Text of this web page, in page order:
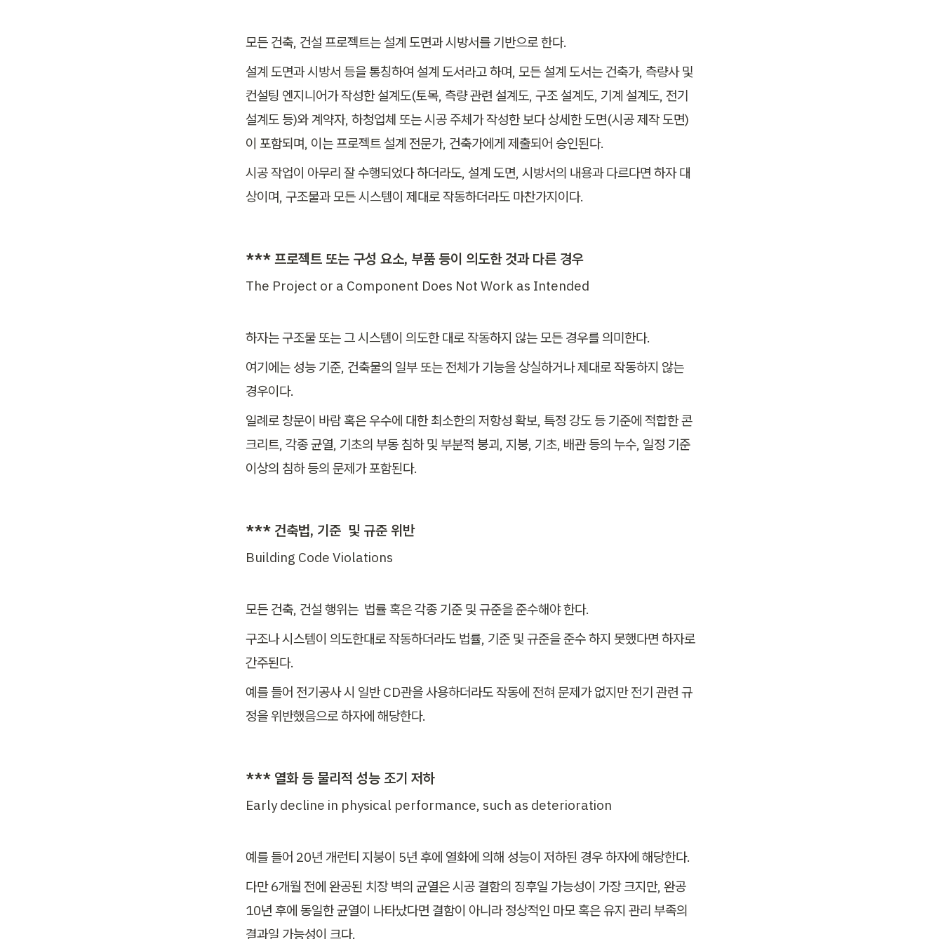
모든 건축, 건설 프로젝트는 설계 도면과 시방서를 기반으로 한다.
설계 도면과 시방서 등을 통칭하여 설계 도서라고 하며, 모든 설계 도서는 건축가, 측량사 및
컨설팅 엔지니어가 작성한 설계도(토목, 측량 관련 설계도, 구조 설계도, 기계 설계도, 전기
설계도 등)와 계약자, 하청업체 또는 시공 주체가 작성한 보다 상세한 도면(시공 제작 도면)
이 포함되며, 이는 프로젝트 설계 전문가, 건축가에게 제출되어 승인된다.
시공 작업이 아무리 잘 수행되었다 하더라도, 설계 도면, 시방서의 내용과 다르다면 하자 대
상이며, 구조물과 모든 시스템이 제대로 작동하더라도 마찬가지이다.
*** 프로젝트 또는 구성 요소, 부품 등이 의도한 것과 다른 경우
The Project or a Component Does Not Work as Intended
하자는 구조물 또는 그 시스템이 의도한 대로 작동하지 않는 모든 경우를 의미한다.
여기에는 성능 기준, 건축물의 일부 또는 전체가 기능을 상실하거나 제대로 작동하지 않는
경우이다.
일례로 창문이 바람 혹은 우수에 대한 최소한의 저항성 확보, 특정 강도 등 기준에 적합한 콘
크리트, 각종 균열, 기초의 부동 침하 및 부분적 붕괴, 지붕, 기초, 배관 등의 누수, 일정 기준
이상의 침하 등의 문제가 포함된다.
*** 건축법, 기준  및 규준 위반
Building Code Violations
모든 건축, 건설 행위는  법률 혹은 각종 기준 및 규준을 준수해야 한다.
구조나 시스템이 의도한대로 작동하더라도 법률, 기준 및 규준을 준수 하지 못했다면 하자로
간주된다.
예를 들어 전기공사 시 일반 CD관을 사용하더라도 작동에 전혀 문제가 없지만 전기 관련 규
정을 위반했음으로 하자에 해당한다.
*** 열화 등 물리적 성능 조기 저하
Early decline in physical performance, such as deterioration
예를 들어 20년 개런티 지붕이 5년 후에 열화에 의해 성능이 저하된 경우 하자에 해당한다.
다만 6개월 전에 완공된 치장 벽의 균열은 시공 결함의 징후일 가능성이 가장 크지만, 완공
10년 후에 동일한 균열이 나타났다면 결함이 아니라 정상적인 마모 혹은 유지 관리 부족의
결과일 가능성이 크다.